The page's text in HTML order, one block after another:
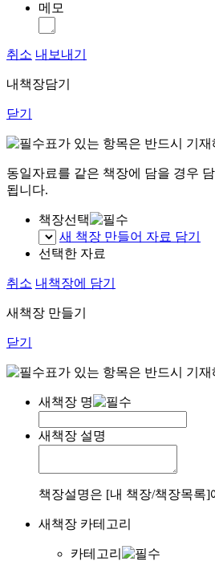
메모
취소 내보내기
내책장담기
닫기
표가 있는 항목은 반드시 기
동일자료를 같은 책장에 담을 경우
됩니다.
책장선택
새 책장 만들어 자료 담기
선택한 자료
취소 내책장에 담기
새책장 만들기
닫기
표가 있는 항목은 반드시 기
새책장 명
새책장 설명
책장설명은 [내 책장/책장목록]
새책장 카테고리
카테고리